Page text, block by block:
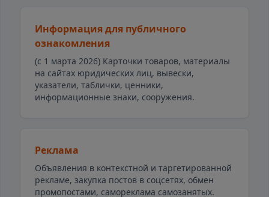
Информация для публичного
ознакомления
(с 1 марта 2026) Карточки товаров, материалы
на сайтах юридических лиц, вывески,
указатели, таблички, ценники,
информационные знаки, сооружения.
Реклама
Объявления в контекстной и таргетированной
рекламе, закупка постов в соцсетях, обмен
промопостами, самореклама самозанятых.